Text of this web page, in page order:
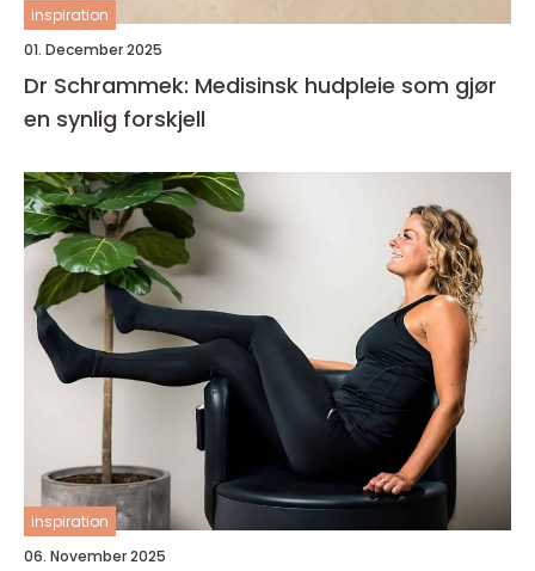
inspiration
01. December 2025
Dr Schrammek: Medisinsk hudpleie som gjør
en synlig forskjell
inspiration
06. November 2025